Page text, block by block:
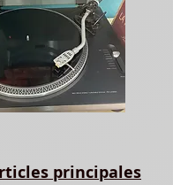
principales